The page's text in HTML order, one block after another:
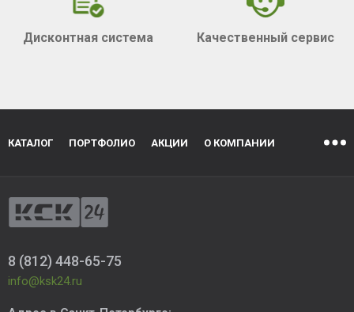
Дисконтная система Качественный сервис
КАТАЛОГ ПОРТФОЛИО АКЦИИ О КОМПАНИИ
8 (812) 448-65-75
info@ksk24.ru